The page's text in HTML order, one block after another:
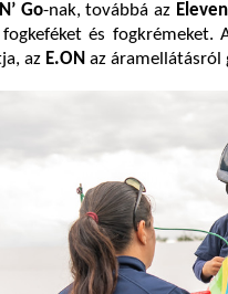
Go-nak, továbbá az
és fogkrémeket.
az E.ON az áramellátásról